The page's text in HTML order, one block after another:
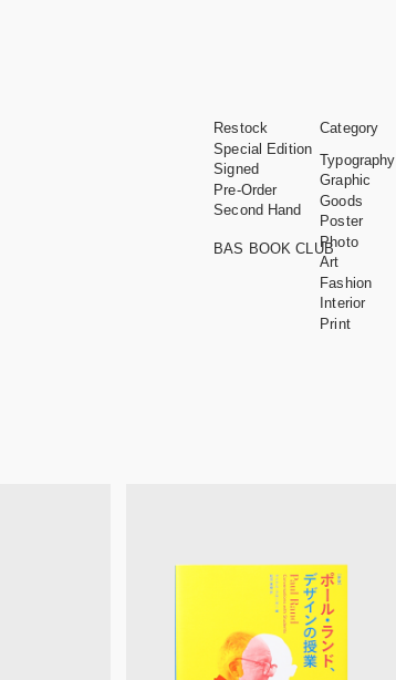
Restock
Special Edition
Signed
Pre-Order
Second Hand
BAS BOOK CLUB
Category
Typography
Graphic
Goods
Poster
Photo
Art
Fashion
Interior
Print